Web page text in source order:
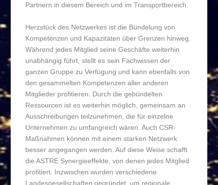
Partnern in diesem Bereich und im Transportbereich.
Herzstück des Netzwerkes ist die Bündelung von
Kompetenzen und Kapazitäten über Grenzen hinweg.
Während jedes Mitglied seine Geschäfte weiterhin
unabhängig führt, stellt es sein Fachwissen der
ganzen Gruppe zu Verfügung und kann ebenfalls von
den gesammelten Kompetenzen aller anderen
Mitglieder profitieren. Durch die gebündelten
Ressourcen ist es weiterhin möglich, gemeinsam an
Ausschreibungen teilzunehmen, die für einzelne
Unternehmen zu umfangreich wären. Auch CSR-
Maßnahmen können mit einem starken Netzwerk
besser angegangen werden. Auf diese Weise schafft
die ASTRE Synergieeffekte, von denen jedes Mitglied
profitiert. Inzwischen wurden verschiedene
Landesgesellschaften gegründet, um regionale